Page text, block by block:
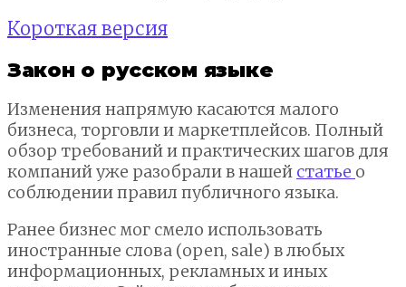
Короткая версия
Закон о русском языке
Изменения напрямую касаются малого
бизнеса, торговли и маркетплейсов. Полный
обзор требований и практических шагов для
компаний уже разобрали в нашей статье о
соблюдении правил публичного языка.
Ранее бизнес мог смело использовать
иностранные слова (open, sale) в любых
информационных, рекламных и иных